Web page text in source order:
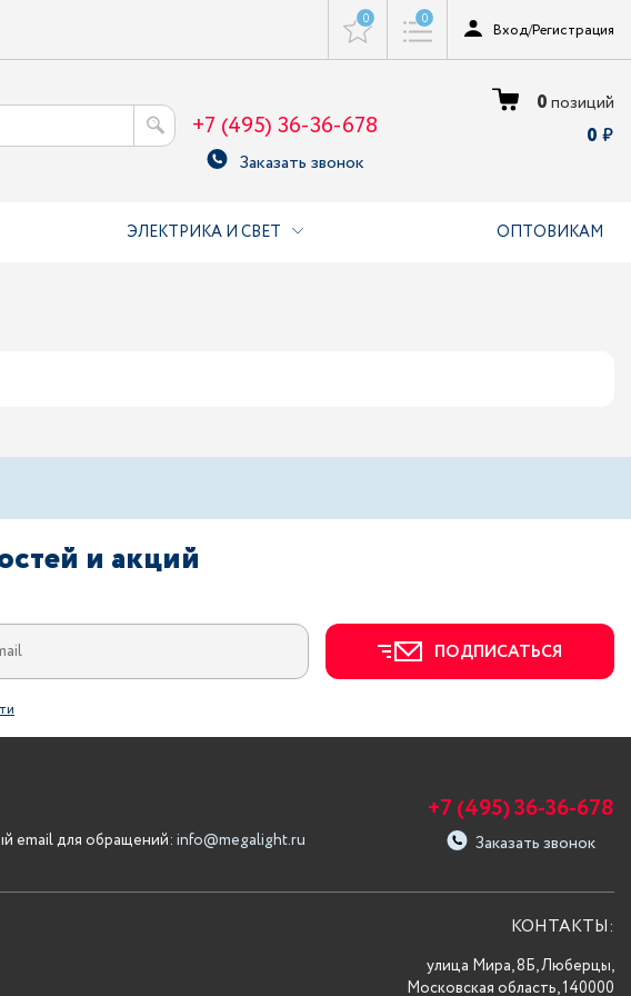
0 0
Вход/Регистрация
+7 (495) 36-36-678
Заказать звонок
0позиций
0
ЭЛЕКТРИКА И СВЕТ ОПТОВИКАМ
и акций
ПОДПИСАТЬСЯ
email для обращений: info@megalight.ru
+7 (495) 36-36-678
Заказать звонок
КОНТАКТЫ:
улица Мира, 8Б, Люберцы,
Московская область, 140000